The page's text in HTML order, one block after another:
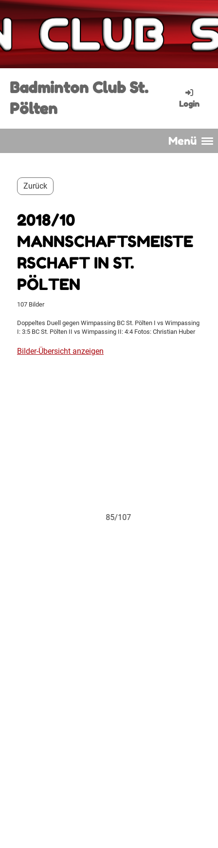
Badminton Club St.
Pölten
Login
Menü
Zurück
2018/10
MANNSCHAFTSMEISTE
RSCHAFT IN ST.
PÖLTEN
107 Bilder
Doppeltes Duell gegen Wimpassing BC St. Pölten I vs Wimpassing
I: 3:5 BC St. Pölten II vs Wimpassing II: 4:4 Fotos: Christian Huber
Bilder-Übersicht anzeigen